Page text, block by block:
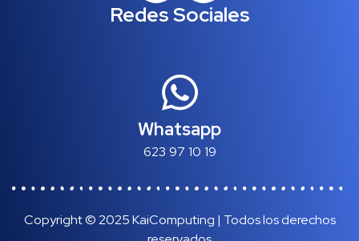
Redes Sociales
Whatsapp
623 97 10 19
Copyright © 2025 KaiComputing | Todos los derechos